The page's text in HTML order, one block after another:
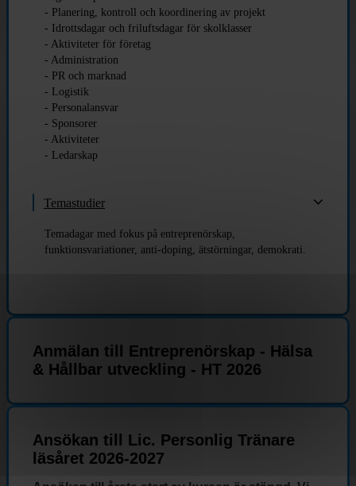
- Planering, kontroll och koordinering av projekt
- Idrottsdagar och friluftsdagar för skolklasser
- Aktiviteter för företag
- Administration
- PR och marknad
- Logistik
- Personalansvar
- Sponsorer
- Aktiviteter
- Ledarskap
Temastudier
Temadagar med fokus på entreprenörskap,
funktionsvariationer, anti-doping, ätstörningar, demokrati.
Anmälan till Entreprenörskap - Hälsa
& Hållbar utveckling - HT 2026
Ansökan till Lic. Personlig Tränare
läsåret 2026-2027